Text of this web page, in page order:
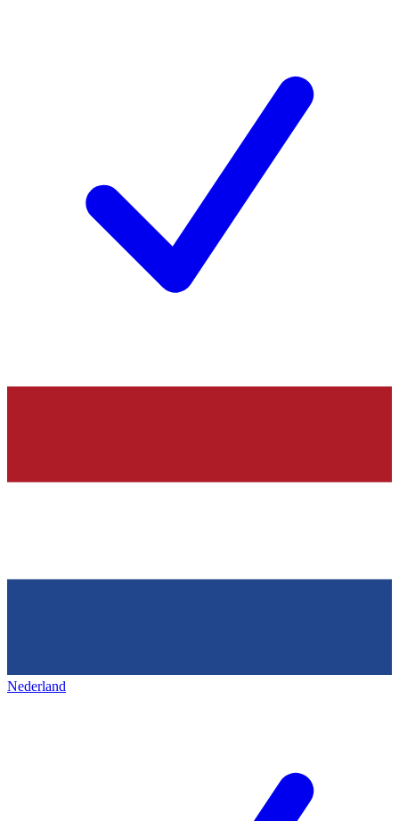
Nederland